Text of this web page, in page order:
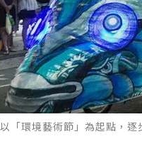
「環境藝術節」為起點，